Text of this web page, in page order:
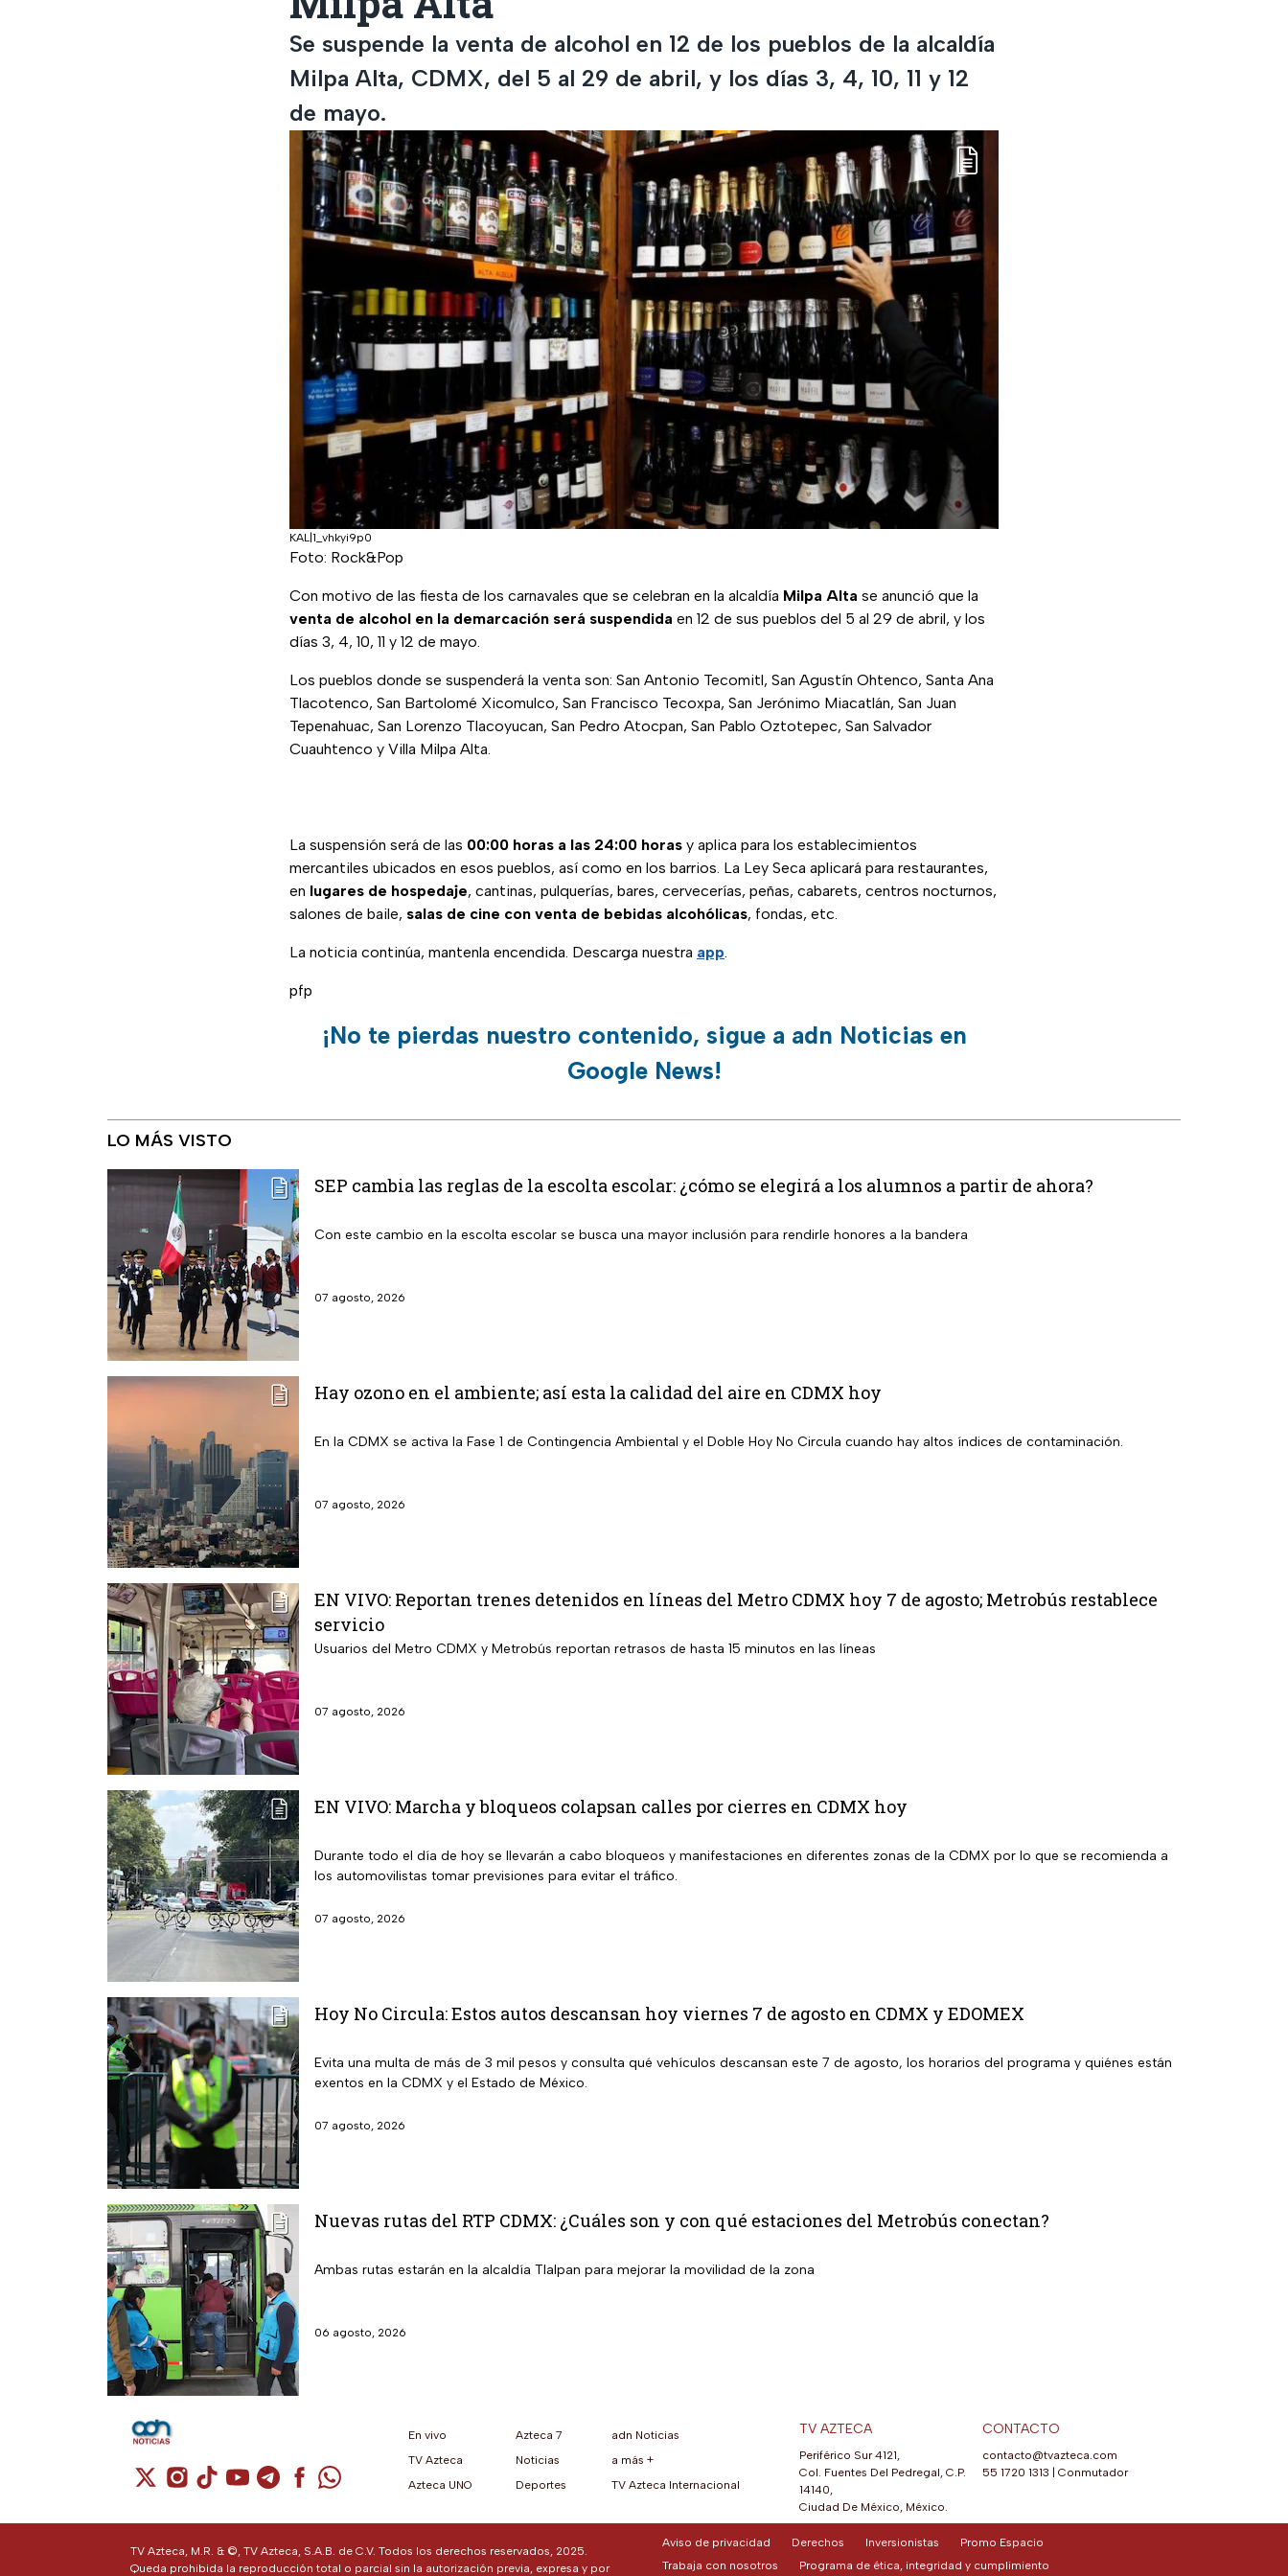
Se suspende la venta de alcohol en 12 de los pueblos de la alcaldía
Milpa Alta, CDMX, del 5 al 29 de abril, y los días 3, 4, 10, 11 y 12
de mayo.
KAL|1_vhkyi9p0
Foto: Rock&Pop
Con motivo de las fiesta de los carnavales que se celebran en la alcaldía Milpa Alta se anunció que la
venta de alcohol en la demarcación será suspendida en 12 de sus pueblos del 5 al 29 de abril, y los
días 3, 4, 10, 11 y 12 de mayo.
Los pueblos donde se suspenderá la venta son: San Antonio Tecomitl, San Agustín Ohtenco, Santa Ana
Tlacotenco, San Bartolomé Xicomulco, San Francisco Tecoxpa, San Jerónimo Miacatlán, San Juan
Tepenahuac, San Lorenzo Tlacoyucan, San Pedro Atocpan, San Pablo Oztotepec, San Salvador
Cuauhtenco y Villa Milpa Alta.
La suspensión será de las 00:00 horas a las 24:00 horas y aplica para los establecimientos
mercantiles ubicados en esos pueblos, así como en los barrios. La Ley Seca aplicará para restaurantes,
en lugares de hospedaje, cantinas, pulquerías, bares, cervecerías, peñas, cabarets, centros nocturnos,
salones de baile, salas de cine con venta de bebidas alcohólicas, fondas, etc.
La noticia continúa, mantenla encendida. Descarga nuestra app.
pfp
¡No te pierdas nuestro contenido, sigue a adn Noticias en
Google News!
LO MÁS VISTO
SEP cambia las reglas de la escolta escolar: ¿cómo se elegirá a los alumnos a partir de ahora?
Con este cambio en la escolta escolar se busca una mayor inclusión para rendirle honores a la bandera
07 agosto, 2026
Hay ozono en el ambiente; así esta la calidad del aire en CDMX hoy
En la CDMX se activa la Fase 1 de Contingencia Ambiental y el Doble Hoy No Circula cuando hay altos índices de contaminación.
07 agosto, 2026
EN VIVO: Reportan trenes detenidos en líneas del Metro CDMX hoy 7 de agosto; Metrobús restablece
servicio
Usuarios del Metro CDMX y Metrobús reportan retrasos de hasta 15 minutos en las líneas
07 agosto, 2026
EN VIVO: Marcha y bloqueos colapsan calles por cierres en CDMX hoy
Durante todo el día de hoy se llevarán a cabo bloqueos y manifestaciones en diferentes zonas de la CDMX por lo que se recomienda a
los automovilistas tomar previsiones para evitar el tráfico.
07 agosto, 2026
Hoy No Circula: Estos autos descansan hoy viernes 7 de agosto en CDMX y EDOMEX
Evita una multa de más de 3 mil pesos y consulta qué vehículos descansan este 7 de agosto, los horarios del programa y quiénes están
exentos en la CDMX y el Estado de México.
07 agosto, 2026
Nuevas rutas del RTP CDMX: ¿Cuáles son y con qué estaciones del Metrobús conectan?
Ambas rutas estarán en la alcaldía Tlalpan para mejorar la movilidad de la zona
06 agosto, 2026
Cuenta de X / Twitter (se abre en una nueva pestaña)
Cuenta de Instagram (se abre en una nueva pestaña)
Cuenta de TikTok (se abre en una nueva pestaña)
Cuenta de YouTube (se abre en una nueva pestaña)
Cuenta de Telegram (se abre en una nueva pestaña)
Cuenta de Facebook (se abre en una nueva pestaña)
Cuenta de WhatsApp (se abre en una nueva pestaña)
En vivo
TV Azteca
Azteca UNO
Azteca 7
Noticias
Deportes
adn Noticias
a más +
TV Azteca Internacional
TV AZTECA
Periférico Sur 4121,
Col. Fuentes Del Pedregal, C.P.
14140,
Ciudad De México, México.
CONTACTO
contacto@tvazteca.com
55 1720 1313
Conmutador
TV Azteca, M.R. & ©, TV Azteca, S.A.B. de C.V. Todos los derechos reservados, 2025.
Queda prohibida la reproducción total o parcial sin la autorización previa, expresa y por
Aviso de privacidad Derechos Inversionistas
Promo Espacio
Trabaja con nosotros
Programa de ética, integridad y cumplimiento